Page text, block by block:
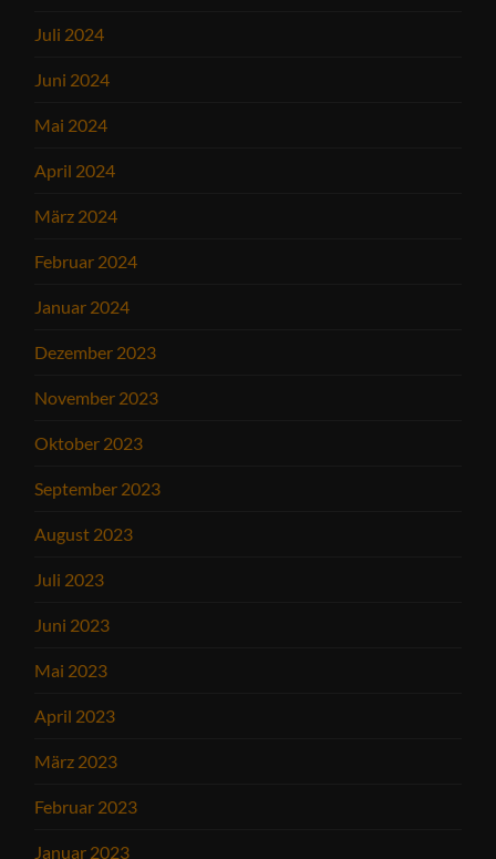
Juli 2024
Juni 2024
Mai 2024
April 2024
März 2024
Februar 2024
Januar 2024
Dezember 2023
November 2023
Oktober 2023
September 2023
August 2023
Juli 2023
Juni 2023
Mai 2023
April 2023
März 2023
Februar 2023
Januar 2023